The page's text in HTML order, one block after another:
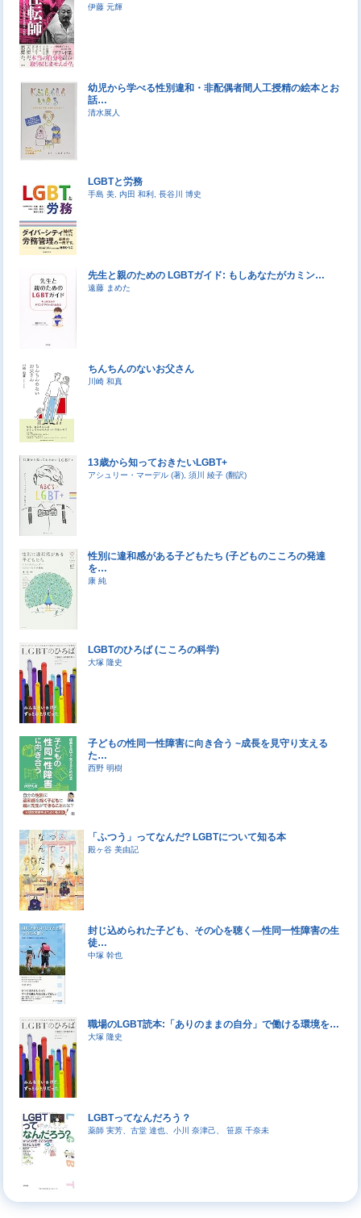
伊藤 元輝
幼児から学べる性別違和・非配偶者間人工授精の絵本とお
話…
清水展人
LGBTと労務
手島 美, 内田 和利, 長谷川 博史
先生と親のための LGBTガイド: もしあなたがカミン…
遠藤 まめた
ちんちんのないお父さん
川崎 和真
13歳から知っておきたいLGBT+
アシュリー・マーデル (著), 須川 綾子 (翻訳)
性別に違和感がある子どもたち (子どものこころの発達
を…
康 純
LGBTのひろば (こころの科学)
大塚 隆史
子どもの性同一性障害に向き合う ~成長を見守り支える
た…
西野 明樹
「ふつう」ってなんだ? LGBTについて知る本
殿ヶ谷 美由記
封じ込められた子ども、その心を聴く―性同一性障害の生
徒…
中塚 幹也
職場のLGBT読本:「ありのままの自分」で働ける環境を…
大塚 隆史
LGBTってなんだろう？
薬師 実芳、古堂 達也、小川 奈津己、 笹原 千奈未